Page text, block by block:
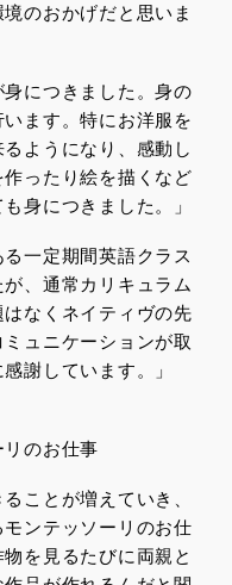
のおかげだと思いま
身につきました。身の
ます。特にお洋服を
ようになり、感動し
ったり絵を描くなど
身につきました。」
一定期間英語クラス
、通常カリキュラム
なくネイティヴの先
ュニケーションが取
謝しています。」
のお仕事
ことが増えていき、
ンテッソーリのお仕
を見るたびに両親と